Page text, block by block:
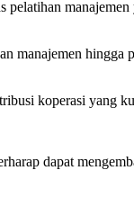
manajemen
koperasi yang
dapat